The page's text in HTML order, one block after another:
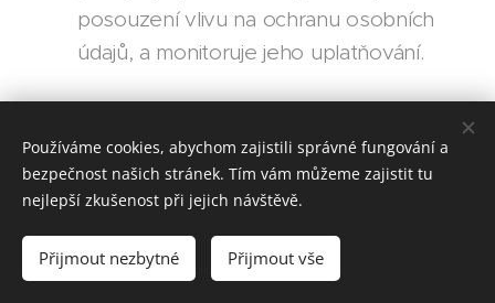
posouzení vlivu na ochranu osobních
údajů, a monitoruje jeho uplatňování.
Obrázky poskytlPexels
Vytvořeno službou Webnode
Používáme cookies, abychom zajistili správné fungování a
bezpečnost našich stránek. Tím vám můžeme zajistit tu
nejlepší zkušenost při jejich návštěvě.
Přijmout nezbytné Přijmout vše